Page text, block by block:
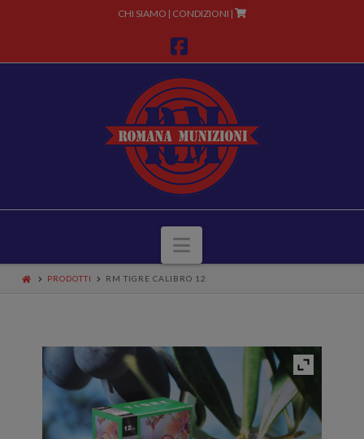
CHI SIAMO | CONDIZIONI |
Facebook
Navigazione
PRODOTTI RM TIGRE CALIBRO 12